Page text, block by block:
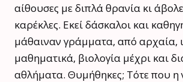
αίθουσες με διπλά θρανία κι
καρέκλες. Εκεί δάσκαλοι και
μάθαιναν γράμματα, από αρχαία,
μαθηματικά, βιολογία μέχρι και
αθλήματα. Θυμήθηκες; Τότε που η